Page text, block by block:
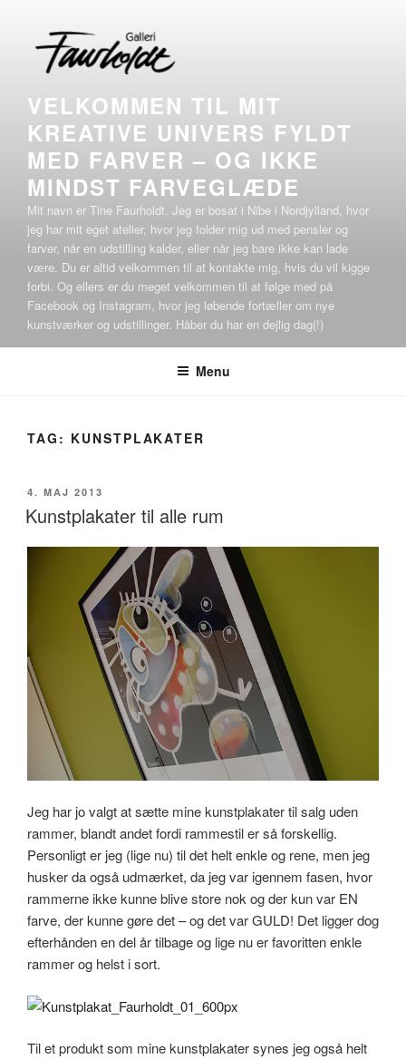
indhold
VELKOMMEN TIL MIT
KREATIVE UNIVERS FYLDT
MED FARVER – OG IKKE
MINDST FARVEGLÆDE
Mit navn er Tine Faurholdt. Jeg er bosat i Nibe i Nordjylland, hvor
jeg har mit eget atelier, hvor jeg folder mig ud med pensler og
farver, når en udstilling kalder, eller når jeg bare ikke kan lade
være. Du er altid velkommen til at kontakte mig, hvis du vil kigge
forbi. Og ellers er du meget velkommen til at følge med på
Facebook og Instagram, hvor jeg løbende fortæller om nye
kunstværker og udstillinger. Håber du har en dejlig dag(!)
Menu
TAG: KUNSTPLAKATER
UDGIVET
DEN
4. MAJ 2013
Kunstplakater til alle rum
Jeg har jo valgt at sætte mine kunstplakater til salg uden
rammer, blandt andet fordi rammestil er så forskellig.
Personligt er jeg (lige nu) til det helt enkle og rene, men jeg
husker da også udmærket, da jeg var igennem fasen, hvor
rammerne ikke kunne blive store nok og der kun var EN
farve, der kunne gøre det – og det var GULD! Det ligger dog
efterhånden en del år tilbage og lige nu er favoritten enkle
rammer og helst i sort.
Til et produkt som mine kunstplakater synes jeg også helt